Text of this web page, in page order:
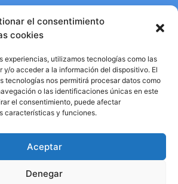
el consentimiento
cookies
experiencias, utilizamos tecnologías como las
y/o acceder a la información del dispositivo. El
tecnologías nos permitirá procesar datos como
o las identificaciones únicas en este
el consentimiento, puede afectar
características y funciones.
Aceptar
Denegar
Entidad de
UTILIDAD PÚBLICA